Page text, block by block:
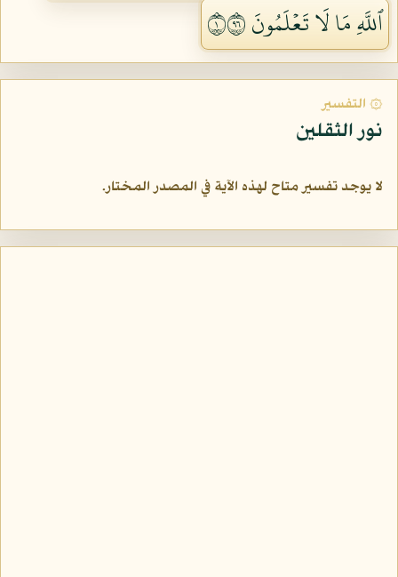
ٱللَّهِ مَا لَا تَعۡلَمُونَ ١٦٩
۞ التفسير
نور الثقلين
لا يوجد تفسير متاح لهذه الآية في المصدر المختار.